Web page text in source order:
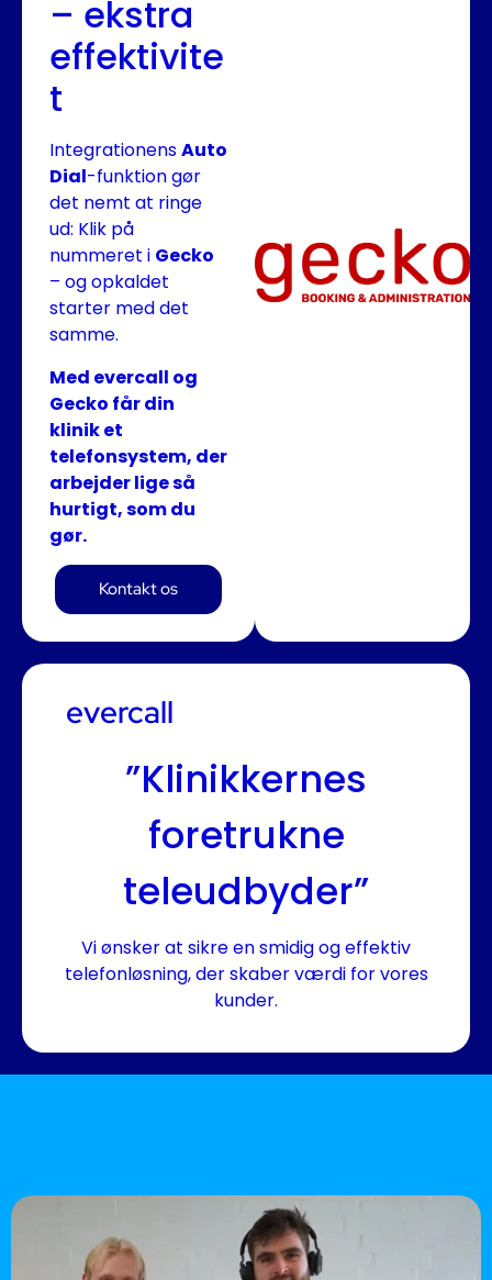
– ekstra
effektivite
t
IntegrationensAuto
Dial-funktion gør
det nemt at ringe
ud: Klik på
nummeret i Gecko
– og opkaldet
starter med det
samme.
Med evercall og
Gecko får din
klinik et
telefonsystem, der
arbejder lige så
hurtigt, som du
gør.
Kontakt os
evercall
”Klinikkernes
foretrukne
teleudbyder”
Vi ønsker at sikre en smidig og effektiv
telefonløsning, der skaber værdi for vores
kunder.